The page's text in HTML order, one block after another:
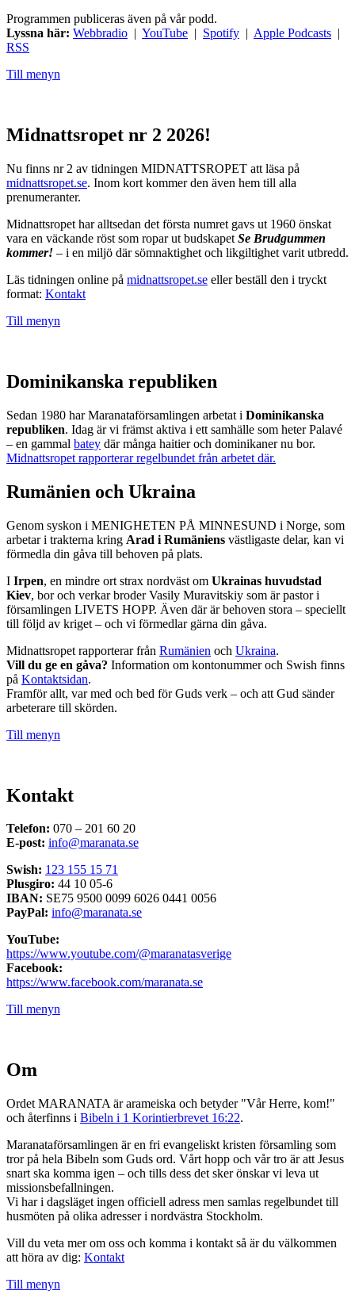
Programmen publiceras även på vår podd.
Lyssna här: Webbradio | YouTube | Spotify | Apple Podcasts |
RSS
Till menyn
Midnattsropet nr 2 2026!
Nu finns nr 2 av tidningen MIDNATTSROPET att läsa på
midnattsropet.se. Inom kort kommer den även hem till alla
prenumeranter.
Midnattsropet har alltsedan det första numret gavs ut 1960 önskat
vara en väckande röst som ropar ut budskapet Se Brudgummen
kommer! – i en miljö där sömnaktighet och likgiltighet varit utbredd.
Läs tidningen online på midnattsropet.se eller beställ den i tryckt
format: Kontakt
Till menyn
Dominikanska republiken
Sedan 1980 har Maranataförsamlingen arbetat i Dominikanska
republiken. Idag är vi främst aktiva i ett samhälle som heter Palavé
– en gammal batey där många haitier och dominikaner nu bor.
Midnattsropet rapporterar regelbundet från arbetet där.
Rumänien och Ukraina
Genom syskon i MENIGHETEN PÅ MINNESUND i Norge, som
arbetar i trakterna kring Arad i Rumäniens västligaste delar, kan vi
förmedla din gåva till behoven på plats.
I Irpen, en mindre ort strax nordväst om Ukrainas huvudstad
Kiev, bor och verkar broder Vasily Muravitskiy som är pastor i
församlingen LIVETS HOPP. Även där är behoven stora – speciellt
till följd av kriget – och vi förmedlar gärna din gåva.
Midnattsropet rapporterar från Rumänien och Ukraina.
Vill du ge en gåva? Information om kontonummer och Swish finns
på Kontaktsidan.
Framför allt, var med och bed för Guds verk – och att Gud sänder
arbeterare till skörden.
Till menyn
Kontakt
Telefon: 070 – 201 60 20
E-post: info@maranata.se
Swish: 123 155 15 71
Plusgiro: 44 10 05-6
IBAN: SE75 9500 0099 6026 0441 0056
PayPal: info@maranata.se
YouTube:
https://www.youtube.com/@maranatasverige
Facebook:
https://www.facebook.com/maranata.se
Till menyn
Om
Ordet MARANATA är arameiska och betyder "Vår Herre, kom!"
och återfinns i Bibeln i 1 Korintierbrevet 16:22.
Maranataförsamlingen är en fri evangeliskt kristen församling som
tror på hela Bibeln som Guds ord. Vårt hopp och vår tro är att Jesus
snart ska komma igen – och tills dess det sker önskar vi leva ut
missionsbefallningen.
Vi har i dagsläget ingen officiell adress men samlas regelbundet till
husmöten på olika adresser i nordvästra Stockholm.
Vill du veta mer om oss och komma i kontakt så är du välkommen
att höra av dig: Kontakt
Till menyn